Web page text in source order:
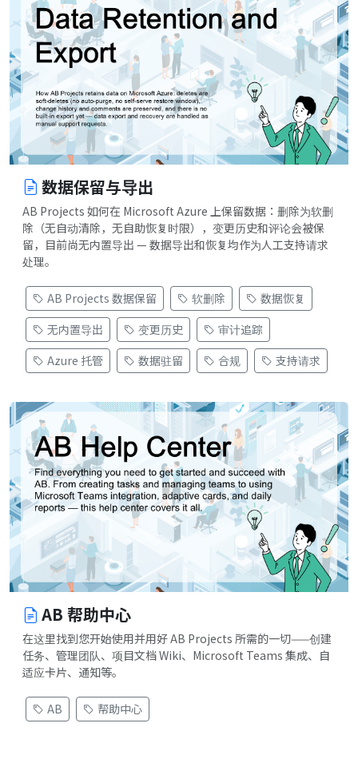
数据保留与导出
AB Projects 如何在 Microsoft Azure 上保留数据：删除为软删
除（无自动清除，无自助恢复时限），变更历史和评论会被保
留，目前尚无内置导出 — 数据导出和恢复均作为人工支持请求
处理。
AB Projects 数据保留 软删除
数据恢复
无内置导出
变更历史
审计追踪
Azure 托管
数据驻留 合规 支持请求
AB 帮助中心
在这里找到您开始使用并用好 AB Projects 所需的一切——创建
任务、管理团队、项目文档 Wiki、Microsoft Teams 集成、自
适应卡片、通知等。
AB 帮助中心